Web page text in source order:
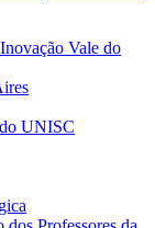
Vale do
UNISC